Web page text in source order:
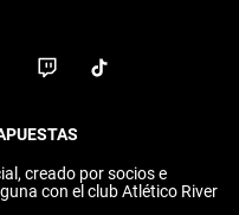
creado por socios e
con el club Atlético River